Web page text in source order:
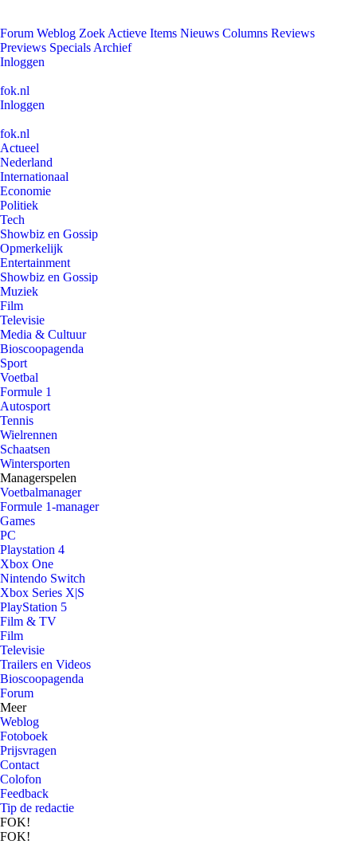
Forum Weblog Zoek Actieve Items Nieuws Columns Reviews
Previews Specials Archief
Inloggen
fok.nl
Inloggen
fok.nl
Actueel
Nederland
Internationaal
Economie
Politiek
Tech
Showbiz en Gossip
Opmerkelijk
Entertainment
Showbiz en Gossip
Muziek
Film
Televisie
Media & Cultuur
Bioscoopagenda
Sport
Voetbal
Formule 1
Autosport
Tennis
Wielrennen
Schaatsen
Wintersporten
Managerspelen
Voetbalmanager
Formule 1-manager
Games
PC
Playstation 4
Xbox One
Nintendo Switch
Xbox Series X|S
PlayStation 5
Film & TV
Film
Televisie
Trailers en Videos
Bioscoopagenda
Forum
Meer
Weblog
Fotoboek
Prijsvragen
Contact
Colofon
Feedback
Tip de redactie
FOK!
FOK!